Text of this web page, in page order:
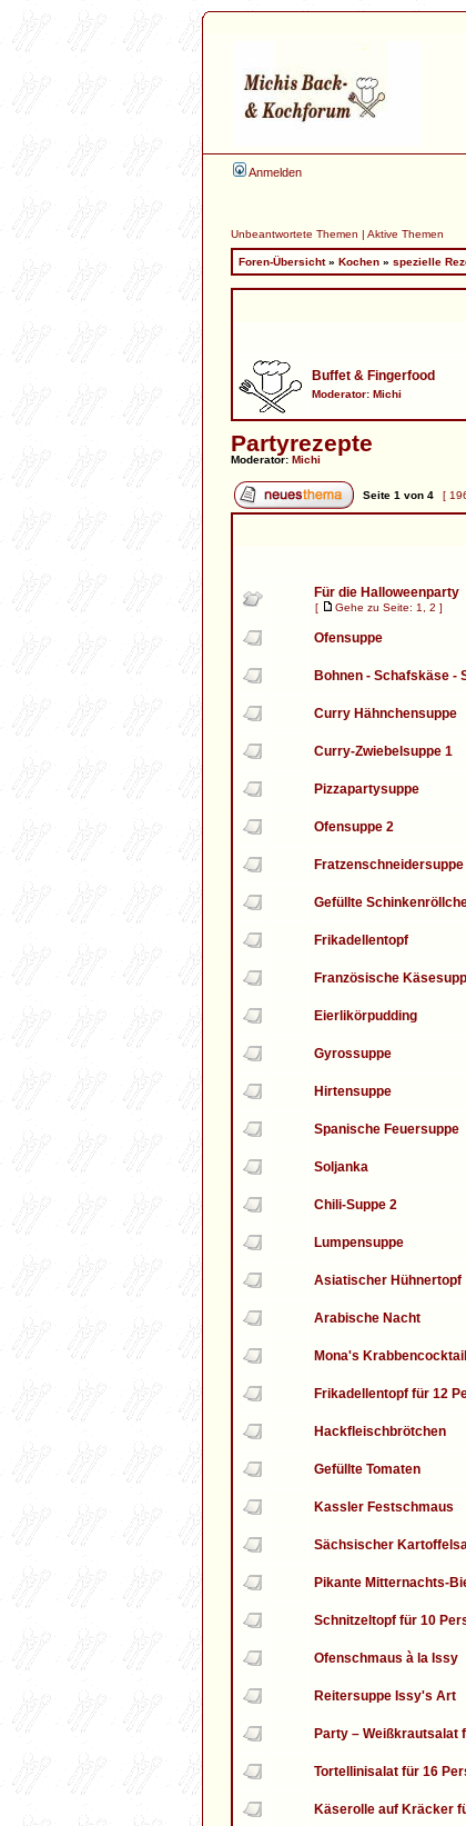
Anmelden
Unbeantwortete Themen | Aktive Themen
Foren-Übersicht» Kochen » spezielle
Buffet & Fingerfood
Moderator: Michi
Partyrezepte
Moderator: Michi
Seite 1 von 4 [
Für die Halloweenparty
[ Gehe zu Seite: 1 2 ]
Ofensuppe
Bohnen - Schafskäse -
Curry Hähnchensuppe
Curry-Zwiebelsuppe 1
Pizzapartysuppe
Ofensuppe 2
Fratzenschneidersuppe
Gefüllte
Frikadellentopf
Französische
Eierlikörpudding
Gyrossuppe
Hirtensuppe
Spanische Feuersuppe
Soljanka
Chili-Suppe 2
Lumpensuppe
Asiatischer Hühnertopf
Arabische Nacht
Mona's
Frikadellentopf für 12
Hackfleischbrötchen
Gefüllte Tomaten
Kassler Festschmaus
Sächsischer
Pikante Mitternachts-
Schnitzeltopf für 10
Ofenschmaus à la Issy
Reitersuppe Issy's Art
Party – Weißkrautsalat
Tortellinisalat für 16
Käserolle auf Kräcker